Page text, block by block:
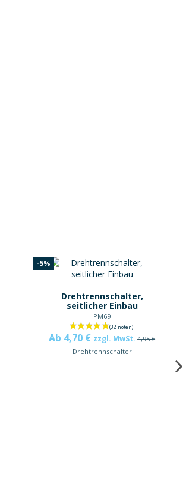
-5%
Drehtrennschalter,
seitlicher Einbau
PM69
Ab 4,70 € zzgl. MwSt.4,95 €
Drehtrennschalter